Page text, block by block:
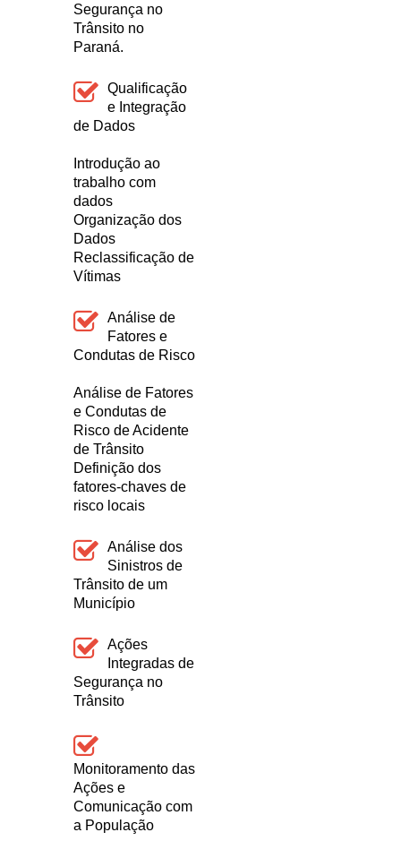
Segurança no
Trânsito no
Paraná.
Qualificação
e Integração
de Dados
Introdução ao
trabalho com
dados
Organização dos
Dados
Reclassificação de
Vítimas
Análise de
Fatores e
Condutas de Risco
Análise de Fatores
e Condutas de
Risco de Acidente
de Trânsito
Definição dos
fatores-chaves de
risco locais
Análise dos
Sinistros de
Trânsito de um
Município
Ações
Integradas de
Segurança no
Trânsito
Monitoramento das
Ações e
Comunicação com
a População